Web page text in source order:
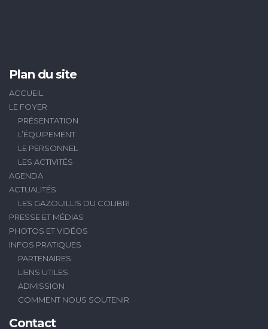
Plan du site
ACCUEIL
LE FOYER
PRÉSENTATION
L’ÉQUIPEMENT
LE PERSONNEL
LES ACTIVITÉS
AGENDA
ACTUALITÉS
LES GAZOUILLIS DU COLIBRI
PRESSE ET MÉDIAS
PHOTOS ET VIDÉOS
INFOS PRATIQUES
PARTENAIRES
LIENS UTILES
ADMISSION
COMMENT NOUS SOUTENIR
Contact